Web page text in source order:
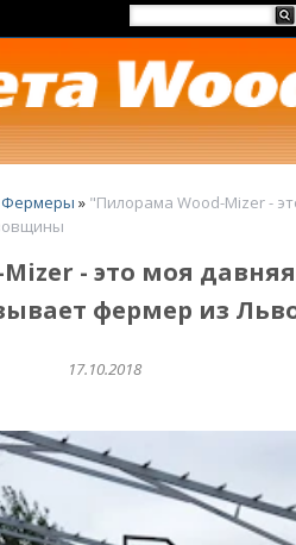
Фермеры » "Пилорама Wood-Mizer -
- это моя
фермер из
17.10.2018